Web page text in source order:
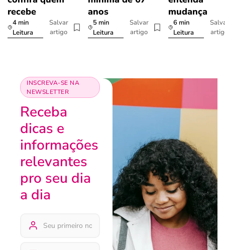
recebe
4 min
Leitura
Salvar
artigo
anos
5 min
Leitura
Salvar
artigo
mudança
6 min
Leitura
INSCREVA-SE NA
NEWSLETTER
Receba
dicas e
informações
relevantes
pro seu dia
a dia